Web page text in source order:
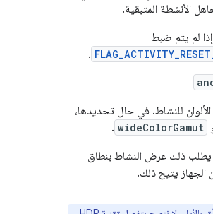
الأنشطة المتبقية.
لم يتم ضبط
.
للنشاط. في حال تحديدها،
wideColorGamut
.
يطلب ذلك عرض النشاط بنطاق
الجهاز يتيح ذلك.